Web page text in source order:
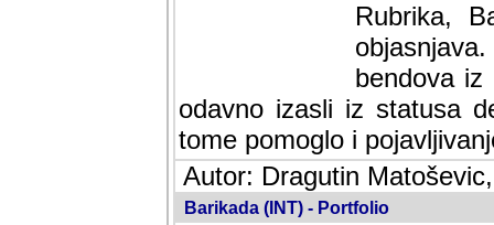
Rubrika,
bendova
odavno izasli iz statusa
tome pomoglo i
Autor: Dragutin
Barikada (INT) - Portfolio